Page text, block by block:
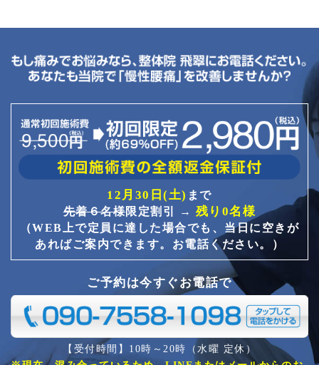
12月30日(土) まで
先着６名様限定割引 → 残り0名様
（WEB上で定員に達した場合でも、当日に空きが
あればご案内できます。お電話ください。）
ご予約は今すぐお電話で
【受付時間】10時～20時（水曜 定休）